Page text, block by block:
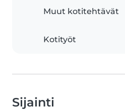
Muut kotitehtävät
Kotityöt
Sijainti